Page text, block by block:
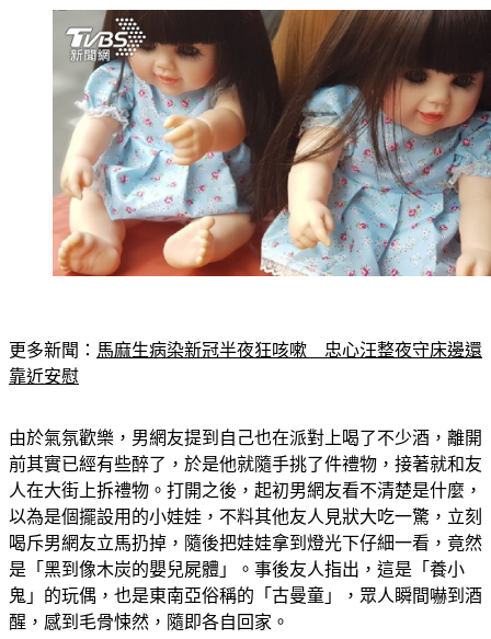
更多新聞： 馬麻生病染新冠半夜狂咳嗽　忠心汪整夜守床邊還
靠近安慰
由於氣氛歡樂，男網友提到自己也在派對上喝了不少酒，離開
前其實已經有些醉了，於是他就隨手挑了件禮物，接著就和友
人在大街上拆禮物。打開之後，起初男網友看不清楚是什麼，
以為是個擺設用的小娃娃，不料其他友人見狀大吃一驚，立刻
喝斥男網友立馬扔掉，隨後把娃娃拿到燈光下仔細一看，竟然
是「黑到像木炭的嬰兒屍體」。事後友人指出，這是「養小
鬼」的玩偶，也是東南亞俗稱的「古曼童」，眾人瞬間嚇到酒
醒，感到毛骨悚然，隨即各自回家。